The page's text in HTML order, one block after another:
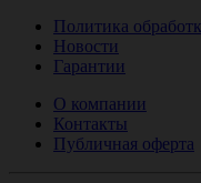
Политика
Новости
Гарантии
О компании
Контакты
Публичная оферта